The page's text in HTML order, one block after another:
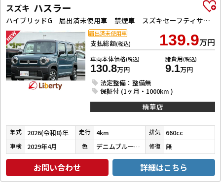
スズキ ハスラー
ハイブリッドG 届出済未使用車 禁煙車 スズキセーフティサポート アダプティブクルーズコントロール LEDヘッドライト スマートキー プッシュスタート アイドリングストップ 前席シートヒーター ステアリングスイッチ
支払総額(税込) 139.9万円
車両本体価格(税込)
130.8万円
諸費用(税込)
9.1万円
法定整備：整備無
保証付 (1ヶ月・1000km )
届出済未使用車
精華店
年式 2026(令和8)年 走行 4km 排気 660cc
車検 2029年4月 色 デニムブルーメタリックガンメタリック２Ｔ 修復 無
お問い合わせ 詳細はこちら